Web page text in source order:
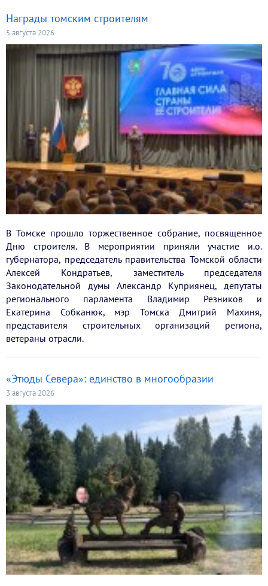
Награды томским строителям
5 августа 2026
В Томске прошло торжественное собрание, посвященное
Дню строителя. В мероприятии приняли участие и.о.
губернатора, председатель правительства Томской области
Алексей Кондратьев, заместитель председателя
Законодательной думы Александр Куприянец, депутаты
регионального парламента Владимир Резников и
Екатерина Собканюк, мэр Томска Дмитрий Махиня,
представителя строительных организаций региона,
ветераны отрасли.
«Этюды Севера»: единство в многообразии
3 августа 2026